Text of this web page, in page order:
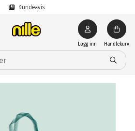
Kundeavis
Logg inn Handlekurv